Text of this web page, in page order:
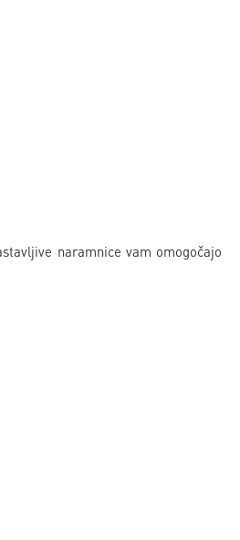
naramnice vam omogočajo